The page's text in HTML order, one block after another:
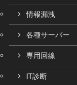
情報漏洩
各種サーバー
専用回線
IT診断